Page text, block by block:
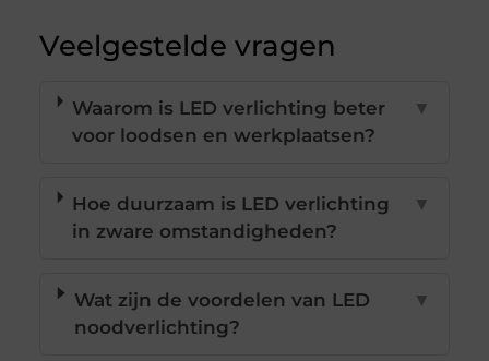
Veelgestelde vragen
Waarom is LED verlichting beter
voor loodsen en werkplaatsen?
▼
Hoe duurzaam is LED verlichting
in zware omstandigheden?
▼
Wat zijn de voordelen van LED
noodverlichting?
▼